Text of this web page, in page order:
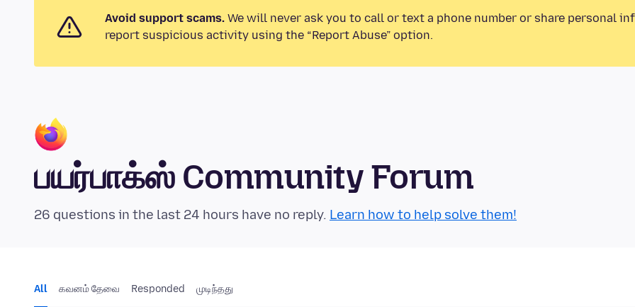
Avoid support scams. We will never ask you to call or text a phone number or share personal
report suspicious activity using the “Report Abuse” option.
பயர்பாக்ஸ் Community Forum
26 questions in the last 24 hours have no reply. Learn how to help solve them!
All கவனம் தேவை Responded முடிந்தது